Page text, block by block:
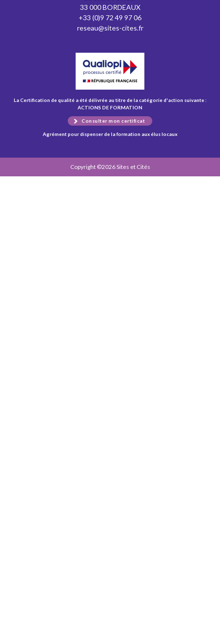
33 000 BORDEAUX
+33 (0)9 72 49 97 06
reseau@sites-cites.fr
La Certification de qualité a été délivrée au titre de la catégorie d'action suivante :
ACTIONS DE FORMATION
Consulter mon certificat
Agrément pour dispenser de la formation aux élus locaux
Copyright ©2026 Sites et Cités